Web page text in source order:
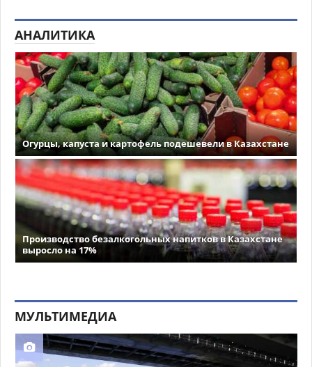
АНАЛИТИКА
Огурцы, капуста и картофель подешевели в Казахстане
Производство безалкогольных напитков в Казахстане
выросло на 17%
МУЛЬТИМЕДИА